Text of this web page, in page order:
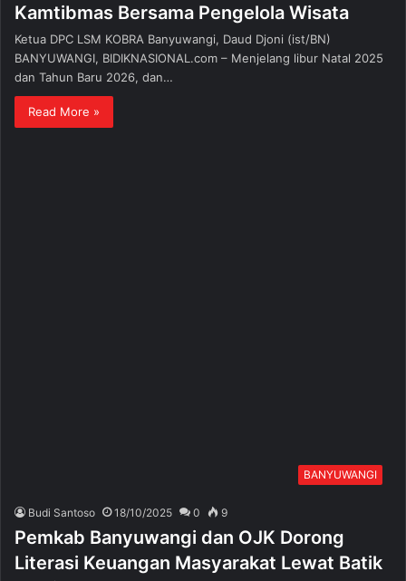
Kamtibmas Bersama Pengelola Wisata
Ketua DPC LSM KOBRA Banyuwangi, Daud Djoni (ist/BN)
BANYUWANGI, BIDIKNASIONAL.com – Menjelang libur Natal 2025
dan Tahun Baru 2026, dan…
Read More »
BANYUWANGI
Budi Santoso 18/10/2025 0 9
Pemkab Banyuwangi dan OJK Dorong
Literasi Keuangan Masyarakat Lewat Batik